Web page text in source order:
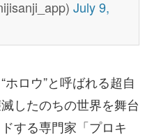
July 9,
ホロウ”と呼ばれる超自
したのちの世界を舞台
する専門家「プロキ